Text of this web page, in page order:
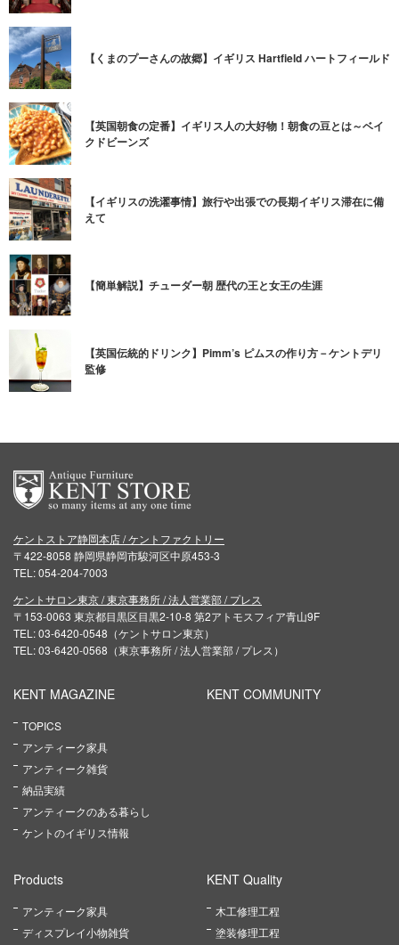
【くまのプーさんの故郷】イギリス Hartfield ハートフィールド
【英国朝食の定番】イギリス人の大好物！朝食の豆とは～ベイ
クドビーンズ
【イギリスの洗濯事情】旅行や出張での長期イギリス滞在に備
えて
【簡単解説】チューダー朝 歴代の王と女王の生涯
【英国伝統的ドリンク】Pimm’s ピムスの作り方－ケントデリ
監修
ケントストア静岡本店 / ケントファクトリー
〒422-8058 静岡県静岡市駿河区中原453-3
TEL: 054-204-7003
ケントサロン東京 / 東京事務所 / 法人営業部 / プレス
〒153-0063 東京都目黒区目黒2-10-8 第2アトモスフィア青山9F
TEL: 03-6420-0548（ケントサロン東京）
TEL: 03-6420-0568（東京事務所 / 法人営業部 / プレス）
KENT MAGAZINE
TOPICS
アンティーク家具
アンティーク雑貨
納品実績
アンティークのある暮らし
ケントのイギリス情報
KENT COMMUNITY
Products
アンティーク家具
ディスプレイ小物雑貨
KENT Quality
木工修理工程
塗装修理工程